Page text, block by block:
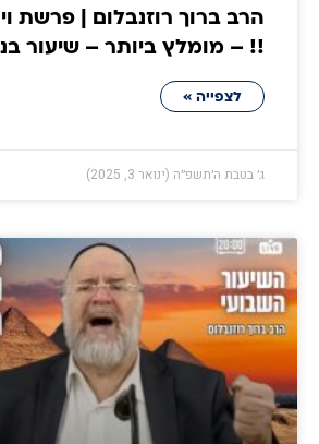
הרב ברוך רוזנבלום | פרשת
!! – מומלץ ביותר – שיעור
לצפייה »
ג׳ בטבת ה׳תשפ״ה (ינואר 3, 2025)